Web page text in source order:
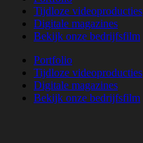
Tijdloze videoproducties
Digitale magazines
Bekijk onze bedrijfsfilm
Portfolio
Tijdloze videoproducties
Digitale magazines
Bekijk onze bedrijfsfilm